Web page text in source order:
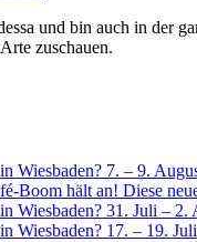
und bin auch in der
zuschauen.
Wiesbaden? 7. – 9.
Boom hält an! Diese
Wiesbaden? 31. Juli – 2.
Wiesbaden? 17. – 19. Juli